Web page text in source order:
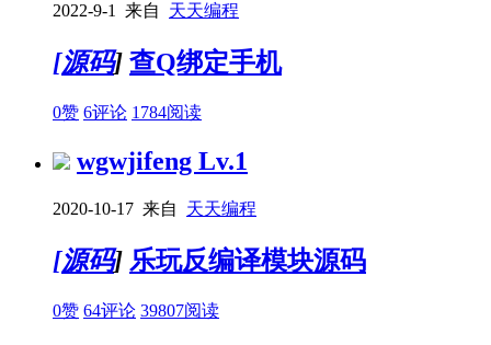
2022-9-1 来自 天天编程
[源码] 查Q绑定手机
0赞 6评论 1784阅读
wgwjifeng Lv.1
2020-10-17 来自 天天编程
[源码] 乐玩反编译模块源码
0赞 64评论 39807阅读